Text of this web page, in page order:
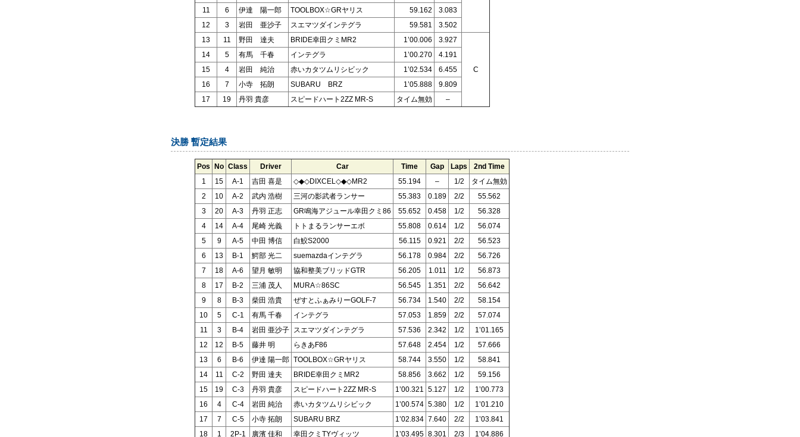
11
6 伊達 陽一郎 TOOLBOX☆GRヤリス 59.162
3.083
12
3 岩田 亜沙子 スエマツダインテグラ 59.581
3.502
13
11 野田 達夫 BRIDE幸田クミMR2 1’00.006 3.927
C
14 5 有馬 千春 インテグラ 1’00.270
4.191
15
4 岩田 純治 赤いカタツムリシビック 1’02.534
6.455
16
7 小寺 拓朗 SUBARU BRZ 1’05.888
9.809
17
19 丹羽 貴彦 スピードハート2ZZ MR-S タイム無効 –
決勝 暫定結果
Pos No Class Driver Car Time Gap Laps
2nd Time
1
15 A-1 吉田 喜是 ◇◆◇DIXCEL◇◆◇MR2 55.194 – 1/2
タイム無効
2
10 A-2 武内 浩樹 三河の影武者ランサー 55.383 0.189 2/2
55.562
3
20 A-3 丹羽 正志 GR鳴海アジュール幸田クミ86 55.652 0.458 1/2
56.328
4
14 A-4 尾崎 光義 トトまるランサーエボ 55.808 0.614 1/2
56.074
5
9 A-5 中田 博信 白鮫S2000 56.115 0.921 2/2
56.523
6
13 B-1 鰐部 光二 suemazdaインテグラ 56.178 0.984 2/2
56.726
7
18 A-6 望月 敏明 協和整美ブリッドGTR 56.205 1.011 1/2
56.873
8
17 B-2 三浦 茂人 MURA☆86SC 56.545 1.351 2/2
56.642
9
8 B-3 柴田 浩貴 ぜすとふぁみりーGOLF-7 56.734 1.540 2/2
58.154
10
5 C-1 有馬 千春 インテグラ 57.053 1.859 2/2
57.074
11
3 B-4 岩田 亜沙子 スエマツダインテグラ 57.536 2.342 1/2
1’01.165
12
12 B-5 藤井 明 らきあF86 57.648 2.454 1/2
57.666
13
6 B-6 伊達 陽一郎 TOOLBOX☆GRヤリス 58.744 3.550 1/2
58.841
14
11 C-2 野田 達夫 BRIDE幸田クミMR2 58.856 3.662 1/2
59.156
15
19 C-3 丹羽 貴彦 スピードハート2ZZ MR-S 1’00.321 5.127 1/2
1’00.773
16
4 C-4 岩田 純治 赤いカタツムリシビック 1’00.574 5.380 1/2
1’01.210
17
7 C-5 小寺 拓朗 SUBARU BRZ 1’02.834 7.640 2/2
1’03.841
18
1 2P-1 廣濱 佳和 幸田クミTYヴィッツ 1’03.495 8.301 2/3 1’04.886